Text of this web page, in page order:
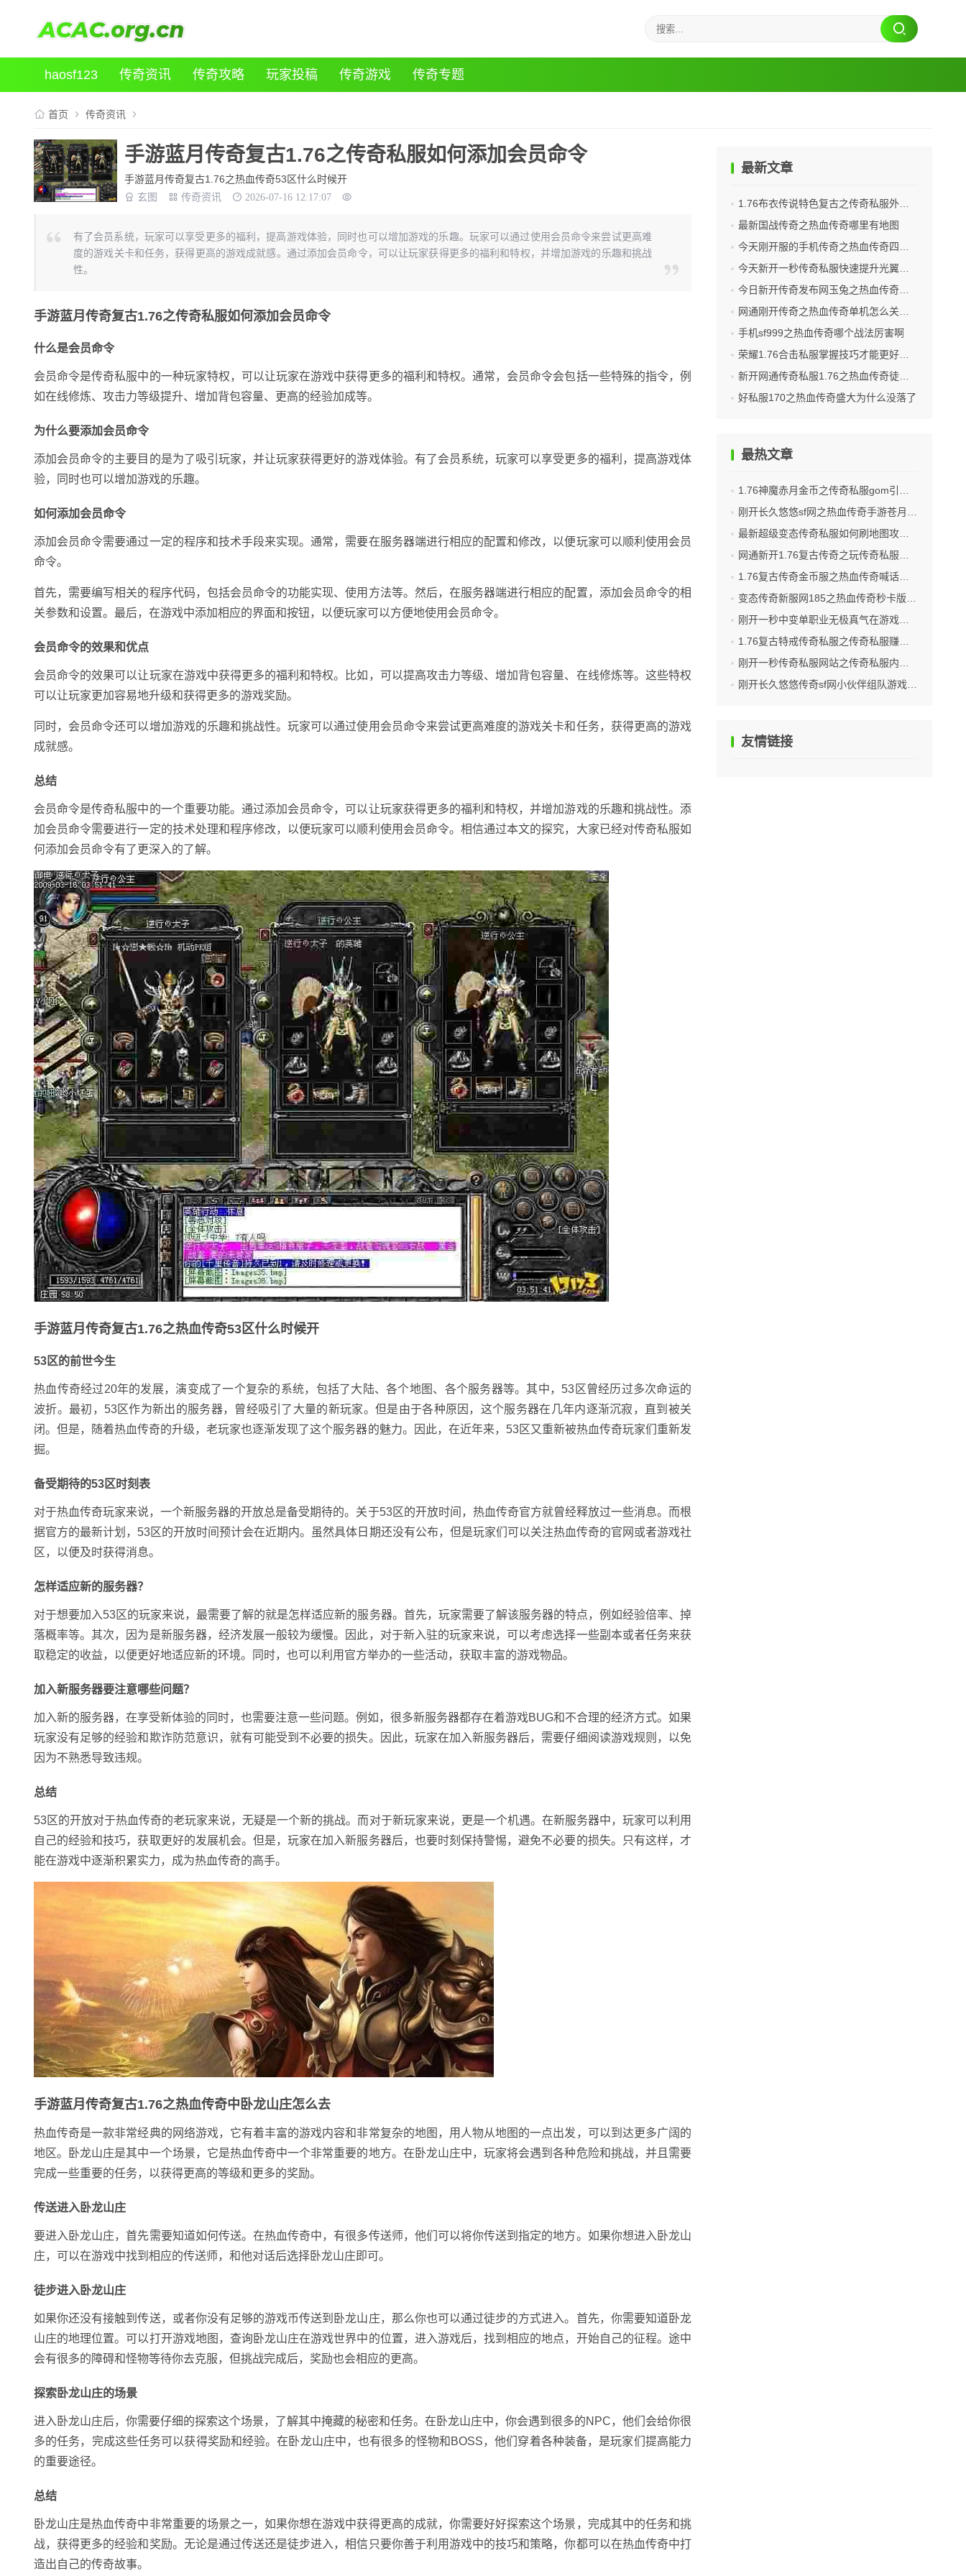
haosf123 传奇资讯 传奇攻略 玩家投稿 传奇游戏 传奇专题
首页 传奇资讯
手游蓝月传奇复古1.76之传奇私服如何添加会员命令
手游蓝月传奇复古1.76之热血传奇53区什么时候开
玄图 传奇资讯 2026-07-16 12:17:07
有了会员系统，玩家可以享受更多的福利，提高游戏体验，同时也可以增加游戏的乐趣。玩家可以通过使用会员命令来尝试更高难
度的游戏关卡和任务，获得更高的游戏成就感。通过添加会员命令，可以让玩家获得更多的福利和特权，并增加游戏的乐趣和挑战
性。
手游蓝月传奇复古1.76之传奇私服如何添加会员命令
什么是会员命令
会员命令是传奇私服中的一种玩家特权，可以让玩家在游戏中获得更多的福利和特权。通常，会员命令会包括一些特殊的指令，例
如在线修炼、攻击力等级提升、增加背包容量、更高的经验加成等。
为什么要添加会员命令
添加会员命令的主要目的是为了吸引玩家，并让玩家获得更好的游戏体验。有了会员系统，玩家可以享受更多的福利，提高游戏体
验，同时也可以增加游戏的乐趣。
如何添加会员命令
添加会员命令需要通过一定的程序和技术手段来实现。通常，需要在服务器端进行相应的配置和修改，以便玩家可以顺利使用会员
命令。
首先，需要编写相关的程序代码，包括会员命令的功能实现、使用方法等。然后，在服务器端进行相应的配置，添加会员命令的相
关参数和设置。最后，在游戏中添加相应的界面和按钮，以便玩家可以方便地使用会员命令。
会员命令的效果和优点
会员命令的效果可以让玩家在游戏中获得更多的福利和特权。比如，可以提高攻击力等级、增加背包容量、在线修炼等。这些特权
可以让玩家更加容易地升级和获得更多的游戏奖励。
同时，会员命令还可以增加游戏的乐趣和挑战性。玩家可以通过使用会员命令来尝试更高难度的游戏关卡和任务，获得更高的游戏
成就感。
总结
会员命令是传奇私服中的一个重要功能。通过添加会员命令，可以让玩家获得更多的福利和特权，并增加游戏的乐趣和挑战性。添
加会员命令需要进行一定的技术处理和程序修改，以便玩家可以顺利使用会员命令。相信通过本文的探究，大家已经对传奇私服如
何添加会员命令有了更深入的了解。
手游蓝月传奇复古1.76之热血传奇53区什么时候开
53区的前世今生
热血传奇经过20年的发展，演变成了一个复杂的系统，包括了大陆、各个地图、各个服务器等。其中，53区曾经历过多次命运的
波折。最初，53区作为新出的服务器，曾经吸引了大量的新玩家。但是由于各种原因，这个服务器在几年内逐渐沉寂，直到被关
闭。但是，随着热血传奇的升级，老玩家也逐渐发现了这个服务器的魅力。因此，在近年来，53区又重新被热血传奇玩家们重新发
掘。
备受期待的53区时刻表
对于热血传奇玩家来说，一个新服务器的开放总是备受期待的。关于53区的开放时间，热血传奇官方就曾经释放过一些消息。而根
据官方的最新计划，53区的开放时间预计会在近期内。虽然具体日期还没有公布，但是玩家们可以关注热血传奇的官网或者游戏社
区，以便及时获得消息。
怎样适应新的服务器？
对于想要加入53区的玩家来说，最需要了解的就是怎样适应新的服务器。首先，玩家需要了解该服务器的特点，例如经验倍率、掉
落概率等。其次，因为是新服务器，经济发展一般较为缓慢。因此，对于新入驻的玩家来说，可以考虑选择一些副本或者任务来获
取稳定的收益，以便更好地适应新的环境。同时，也可以利用官方举办的一些活动，获取丰富的游戏物品。
加入新服务器要注意哪些问题？
加入新的服务器，在享受新体验的同时，也需要注意一些问题。例如，很多新服务器都存在着游戏BUG和不合理的经济方式。如果
玩家没有足够的经验和欺诈防范意识，就有可能受到不必要的损失。因此，玩家在加入新服务器后，需要仔细阅读游戏规则，以免
因为不熟悉导致违规。
总结
53区的开放对于热血传奇的老玩家来说，无疑是一个新的挑战。而对于新玩家来说，更是一个机遇。在新服务器中，玩家可以利用
自己的经验和技巧，获取更好的发展机会。但是，玩家在加入新服务器后，也要时刻保持警惕，避免不必要的损失。只有这样，才
能在游戏中逐渐积累实力，成为热血传奇的高手。
手游蓝月传奇复古1.76之热血传奇中卧龙山庄怎么去
热血传奇是一款非常经典的网络游戏，它有着丰富的游戏内容和非常复杂的地图，用人物从地图的一点出发，可以到达更多广阔的
地区。卧龙山庄是其中一个场景，它是热血传奇中一个非常重要的地方。在卧龙山庄中，玩家将会遇到各种危险和挑战，并且需要
完成一些重要的任务，以获得更高的等级和更多的奖励。
传送进入卧龙山庄
要进入卧龙山庄，首先需要知道如何传送。在热血传奇中，有很多传送师，他们可以将你传送到指定的地方。如果你想进入卧龙山
庄，可以在游戏中找到相应的传送师，和他对话后选择卧龙山庄即可。
徒步进入卧龙山庄
如果你还没有接触到传送，或者你没有足够的游戏币传送到卧龙山庄，那么你也可以通过徒步的方式进入。首先，你需要知道卧龙
山庄的地理位置。可以打开游戏地图，查询卧龙山庄在游戏世界中的位置，进入游戏后，找到相应的地点，开始自己的征程。途中
会有很多的障碍和怪物等待你去克服，但挑战完成后，奖励也会相应的更高。
探索卧龙山庄的场景
进入卧龙山庄后，你需要仔细的探索这个场景，了解其中掩藏的秘密和任务。在卧龙山庄中，你会遇到很多的NPC，他们会给你很
多的任务，完成这些任务可以获得奖励和经验。在卧龙山庄中，也有很多的怪物和BOSS，他们穿着各种装备，是玩家们提高能力
的重要途径。
总结
卧龙山庄是热血传奇中非常重要的场景之一，如果你想在游戏中获得更高的成就，你需要好好探索这个场景，完成其中的任务和挑
战，获得更多的经验和奖励。无论是通过传送还是徒步进入，相信只要你善于利用游戏中的技巧和策略，你都可以在热血传奇中打
造出自己的传奇故事。
最新文章
1.76布衣传说特色复古之传奇私服外挂文件夹是哪个
最新国战传奇之热血传奇哪里有地图
今天刚开服的手机传奇之热血传奇四个神兵怎么用
今天新开一秒传奇私服快速提升光翼系统等级的方法
今日新开传奇发布网玉兔之热血传奇为什么充不了值
网通刚开传奇之热血传奇单机怎么关闭假人
手机sf999之热血传奇哪个战法厉害啊
荣耀1.76合击私服掌握技巧才能更好的生存
新开网通传奇私服1.76之热血传奇徒弟有多少师傅
好私服170之热血传奇盛大为什么没落了
最热文章
1.76神魔赤月金币之传奇私服gom引擎怎么添加盾牌
刚开长久悠悠sf网之热血传奇手游苍月岛怎么玩
最新超级变态传奇私服如何刷地图攻略有哪些
网通新开1.76复古传奇之玩传奇私服怎么老是卡卡的
1.76复古传奇金币服之热血传奇喊话怎么说
变态传奇新服网185之热血传奇秒卡版如何
刚开一秒中变单职业无极真气在游戏中攻略介绍
1.76复古特戒传奇私服之传奇私服赚了多少钱
刚开一秒传奇私服网站之传奇私服内网ip怎么设置
刚开长久悠悠传奇sf网小伙伴组队游戏是绝佳选择
友情链接